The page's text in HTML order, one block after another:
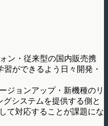
ン・従来型の国内販売携
ができるよう日々開発・
ジョンアップ・新機種のリ
システムを提供する側と
て対応することが課題にな